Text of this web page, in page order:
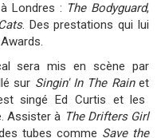
Londres : The Bodyguard,
. Des prestations qui lui
sera mis en scène par
sur Singin' In The Rainet
singé Ed Curtis et les
Assister à The Drifters Girl
tubes comme Save the